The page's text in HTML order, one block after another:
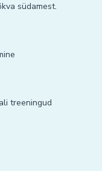
südamest.
treeningud